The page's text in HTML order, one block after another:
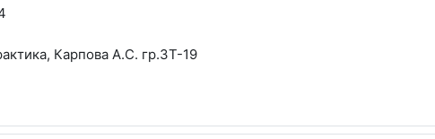
Карпова А.С. гр.ЗТ-19